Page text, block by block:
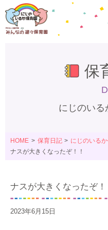
保
にじのいる
HOME 保育日記
にじのいる
ナスが大きくなったぞ！！
ナスが大きくなったぞ！
2023年6月15日